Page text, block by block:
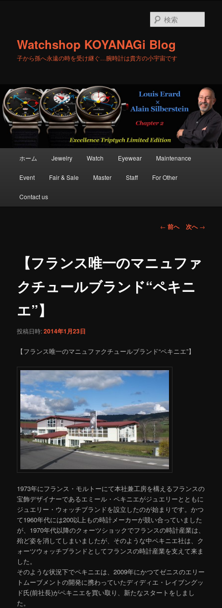
移
動
Watchshop KOYANAGi Blog
子から孫へ永遠の時を受け継ぐ…腕時計は貴方の小宇宙です
索
ュ
ホーム Jewelry Watch Eyewear Maintenance
Event Fair & Sale Master Staff For Other
Contact us
投
ゲ
シ
← 前へ 次へ→
【フランス唯一のマニュファ
クチュールブランド“ペキニ
エ”】
投稿日時:2014年1月23日
【フランス唯一のマニュファクチュールブランド“ペキニエ”】
1973年にフランス・モルトーにて本社兼工房を構えるフランスの
宝飾デザイナーであるエミール・ペキニエがジュエリーとともに
ジュエリー・ウォッチブランドを設立したのが始まりです。かつ
て1960年代には200以上もの時計メーカーが競い合っていました
が、1970年代以降のクォーツショックでフランスの時計産業は、
殆ど姿を消してしまいましたが、そのような中ペキニエ社は、ク
ォーツウォッチブランドとしてフランスの時計産業を支えて来ま
した。
そのような状況下でペキニエは、2009年にかつてゼニスのエリー
トムーブメントの開発に携わっていたディディエ・レイブングッ
ド氏(前社長)がペキニエを買い取り、新たなスタートをしまし
た。